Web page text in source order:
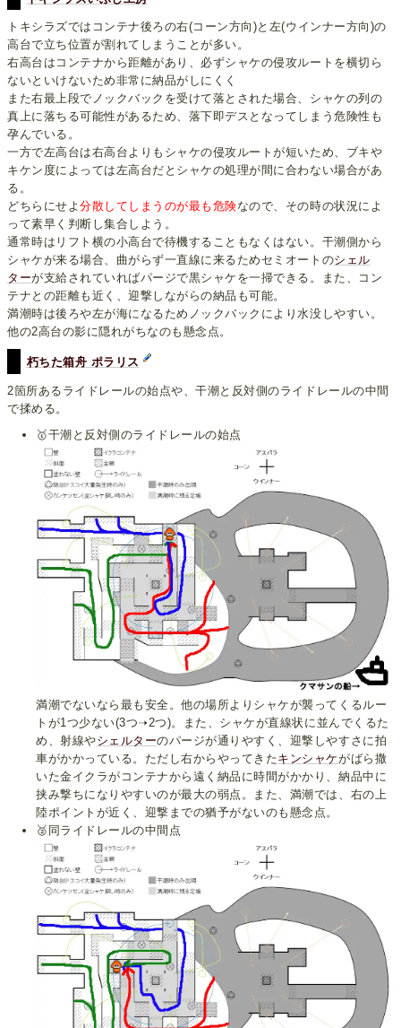
トキシラズではコンテナ後ろの右(コーン方向)と左(ウインナー方向)の
高台で立ち位置が割れてしまうことが多い。
右高台はコンテナから距離があり、必ずシャケの侵攻ルートを横切ら
ないといけないため非常に納品がしにくく
また右最上段でノックバックを受けて落とされた場合、シャケの列の
真上に落ちる可能性があるため、落下即デスとなってしまう危険性も
孕んでいる。
一方で左高台は右高台よりもシャケの侵攻ルートが短いため、ブキや
キケン度によっては左高台だとシャケの処理が間に合わない場合があ
る。
どちらにせよ分散してしまうのが最も危険なので、その時の状況によ
って素早く判断し集合しよう。
通常時はリフト横の小高台で待機することもなくはない。干潮側から
シャケが来る場合、曲がらず一直線に来るためセミオートのシェル
ターが支給されていればパージで黒シャケを一掃できる。また、コン
テナとの距離も近く、迎撃しながらの納品も可能。
満潮時は後ろや左が海になるためノックバックにより水没しやすい。
他の2高台の影に隠れがちなのも懸念点。
朽ちた箱舟 ポラリス
2箇所あるライドレールの始点や、干潮と反対側のライドレールの中間
で揉める。
🥇干潮と反対側のライドレールの始点
満潮でないなら最も安全。他の場所よりシャケが襲ってくるルー
トが1つ少ない(3つ➝2つ)。また、シャケが直線状に並んでくるた
め、射線やシェルターのパージが通りやすく、迎撃しやすさに拍
車がかかっている。ただし右からやってきたキンシャケがばら撒
いた金イクラがコンテナから遠く納品に時間がかかり、納品中に
挟み撃ちになりやすいのが最大の弱点。また、満潮では、右の上
陸ポイントが近く、迎撃までの猶予がないのも懸念点。
🥈同ライドレールの中間点